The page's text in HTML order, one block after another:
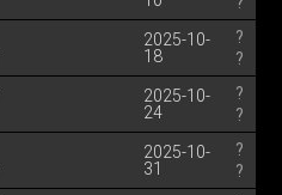
2025-10-
18
?
?
2025-10-
24
?
?
2025-10-
31
?
?